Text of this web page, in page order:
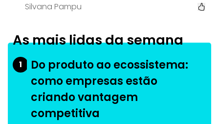
Silvana Pampu
As mais lidas da semana
1
Do produto ao ecossistema:
como empresas estão
criando vantagem
competitiva